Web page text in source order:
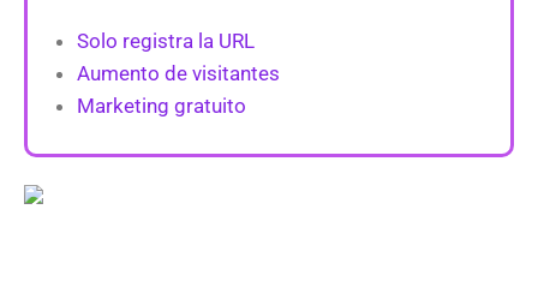
Solo registra la URL
Aumento de visitantes
Marketing gratuito